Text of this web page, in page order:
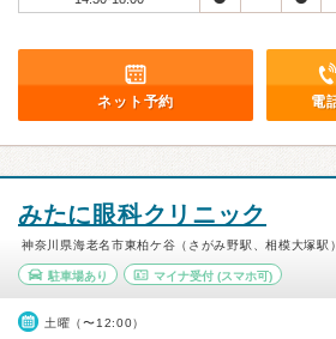
ネット予約 電
みたに眼科クリニック
神奈川県海老名市東柏ケ谷（さがみ野駅、相模大塚駅）
駐車場あり マイナ受付(スマホ可)
土曜（〜12:00）